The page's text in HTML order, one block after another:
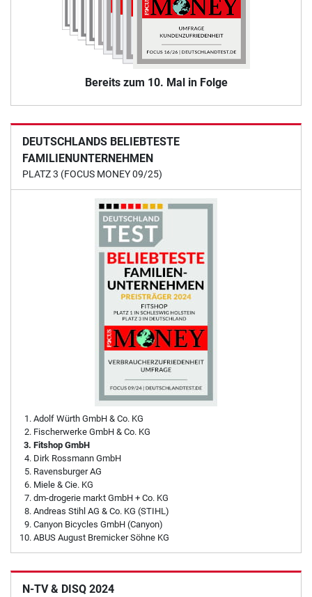
Bereits zum 10. Mal in Folge
DEUTSCHLANDS BELIEBTESTE
FAMILIENUNTERNEHMEN
PLATZ 3 (FOCUS MONEY 09/25)
Adolf Würth GmbH & Co. KG
Fischerwerke GmbH & Co. KG
Fitshop GmbH
Dirk Rossmann GmbH
Ravensburger AG
Miele & Cie. KG
dm-drogerie markt GmbH + Co. KG
Andreas Stihl AG & Co. KG (STIHL)
Canyon Bicycles GmbH (Canyon)
ABUS August Bremicker Söhne KG
N-TV & DISQ 2024